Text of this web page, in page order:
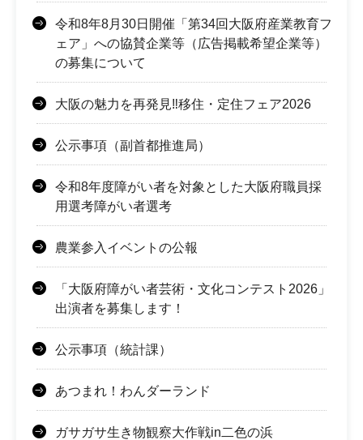
令和8年8月30日開催「第34回大阪府産業教育フ
ェア」への協賛企業等（広告掲載希望企業等）
の募集について
大阪の魅力を再発見‼移住・定住フェア2026
公示事項（副首都推進局）
令和8年度障がい者を対象とした大阪府職員採
用選考障がい者選考
農業参入イベントの公報
「大阪府障がい者芸術・文化コンテスト2026」
出演者を募集します！
公示事項（統計課）
あつまれ！わんダーランド
ガサガサ生き物観察大作戦in二色の浜